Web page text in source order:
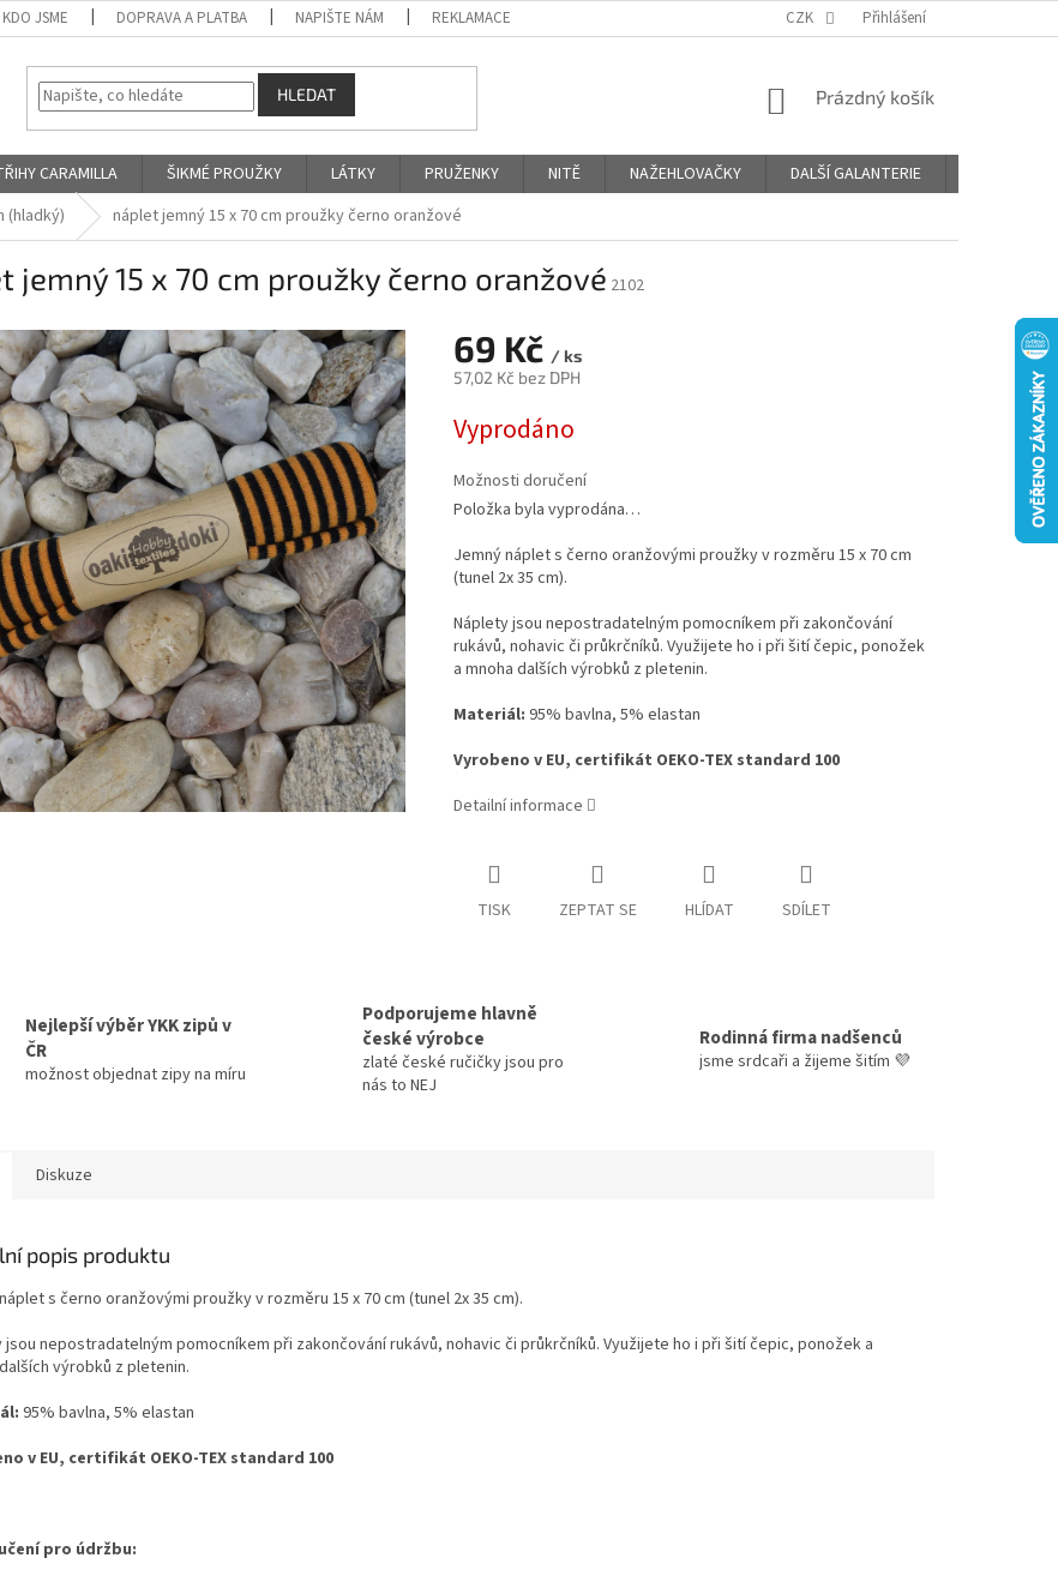
KDO JSME DOPRAVA A PLATBA NAPIŠTE NÁM REKLAMACE PODMÍNKY OCHRANY OSOBNÍCH ÚDAJŮ
CZK Přihlášení
HLEDAT
NÁKUPNÍ
Prázdný košík
CARAMILLA ŠIKMÉ PROUŽKY LÁTKY PRUŽENKY NITĚ NAŽEHLOVAČKY DALŠÍ GALANTERIE
(hladký) náplet jemný 15 x 70 cm proužky černo oranžové
jemný 15 x 70 cm proužky černo oranžové 2102
69 Kč / ks
57,02 Kč bez DPH
cena:
Vyprodáno
Možnosti doručení
Položka byla vyprodána…
Jemný náplet s černo oranžovými proužky v rozměru 15 x 70 cm
(tunel 2x 35 cm).
Náplety jsou nepostradatelným pomocníkem při zakončování
rukávů, nohavic či průkrčníků. Využijete ho i při šití čepic, ponožek
a mnoha dalších výrobků z pletenin.
Materiál: 95% bavlna, 5% elastan
Vyrobeno v EU, certifikát OEKO-TEX standard 100
Detailní informace
TISK ZEPTAT SE HLÍDAT SDÍLET
Nejlepší výběr YKK zipů v
ČR
možnost objednat zipy na míru
Podporujeme hlavně
české výrobce
zlaté české ručičky jsou pro
nás to NEJ
Rodinná firma nadšenců
jsme srdcaři a žijeme šitím 💜
Diskuze
popis produktu
s černo oranžovými proužky v rozměru 15 x 70 cm (tunel 2x 35 cm).
jsou nepostradatelným pomocníkem při zakončování rukávů, nohavic či průkrčníků. Využijete ho i při šití čepic, ponožek a
výrobků z pletenin.
95% bavlna, 5% elastan
v EU, certifikát OEKO-TEX standard 100
pro údržbu: